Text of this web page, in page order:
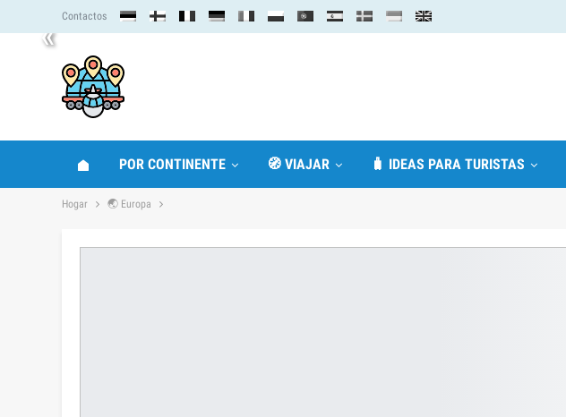
« Contactos
POR CONTINENTE 🧭 VIAJAR 🧳 IDEAS PARA TURISTAS
Hogar 🌏 Europa